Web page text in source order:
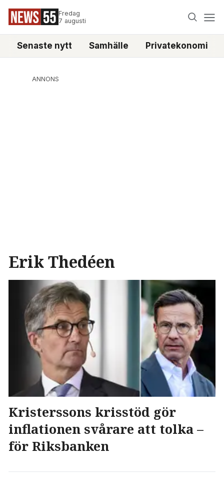
Fredag
7 augusti
Senaste nytt Samhälle Privatekonomi
ANNONS
Erik Thedéen
Kristerssons krisstöd gör
inflationen svårare att tolka –
för Riksbanken